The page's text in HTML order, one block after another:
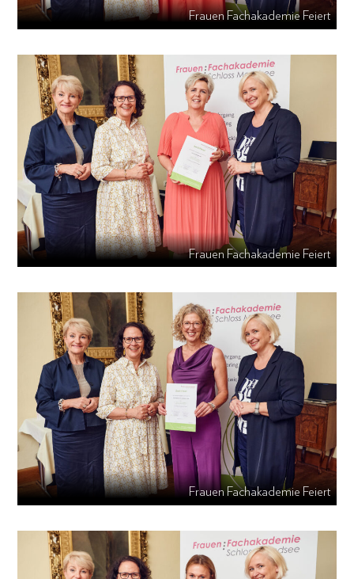
Frauen Fachakademie Feiert
Frauen Fachakademie Feiert
Frauen Fachakademie Feiert